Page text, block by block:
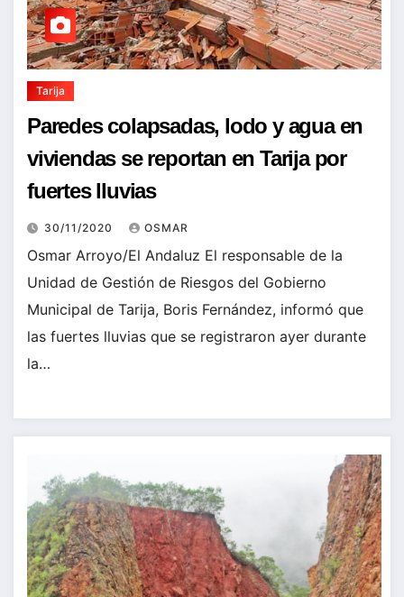
Tarija
Paredes colapsadas, lodo y agua en
viviendas se reportan en Tarija por
fuertes lluvias
30/11/2020 OSMAR
Osmar Arroyo/El Andaluz El responsable de la
Unidad de Gestión de Riesgos del Gobierno
Municipal de Tarija, Boris Fernández, informó que
las fuertes lluvias que se registraron ayer durante
la…